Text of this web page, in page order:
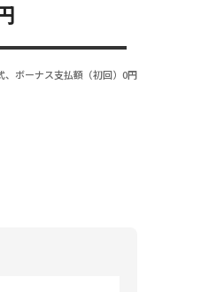
、ボーナス支払額（初回）0円